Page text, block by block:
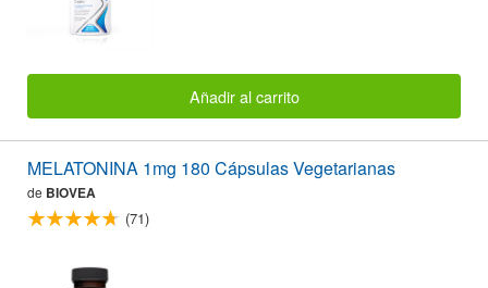
Añadir al carrito
MELATONINA 1mg 180 Cápsulas Vegetarianas
de BIOVEA
(71)